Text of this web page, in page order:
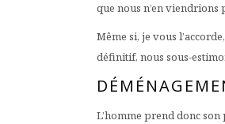
que nous n’en viendrions
Même si, je vous
définitif, nous sous-
L’homme prend donc son